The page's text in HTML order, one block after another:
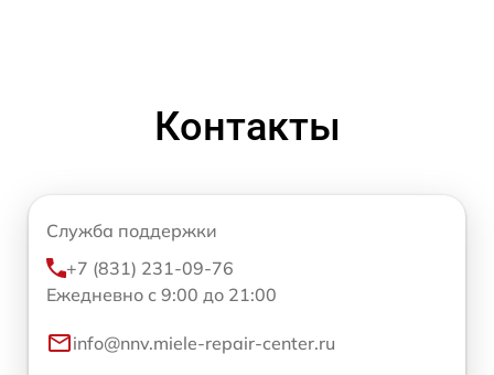
Контакты
Служба поддержки
+7 (831) 231-09-76
Ежедневно с 9:00 до 21:00
info@nnv.miele-repair-center.ru